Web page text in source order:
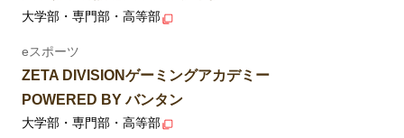
大学部・専門部・高等部
eスポーツ
ZETA DIVISIONゲーミングアカデミー
POWERED BY バンタン
大学部・専門部・高等部